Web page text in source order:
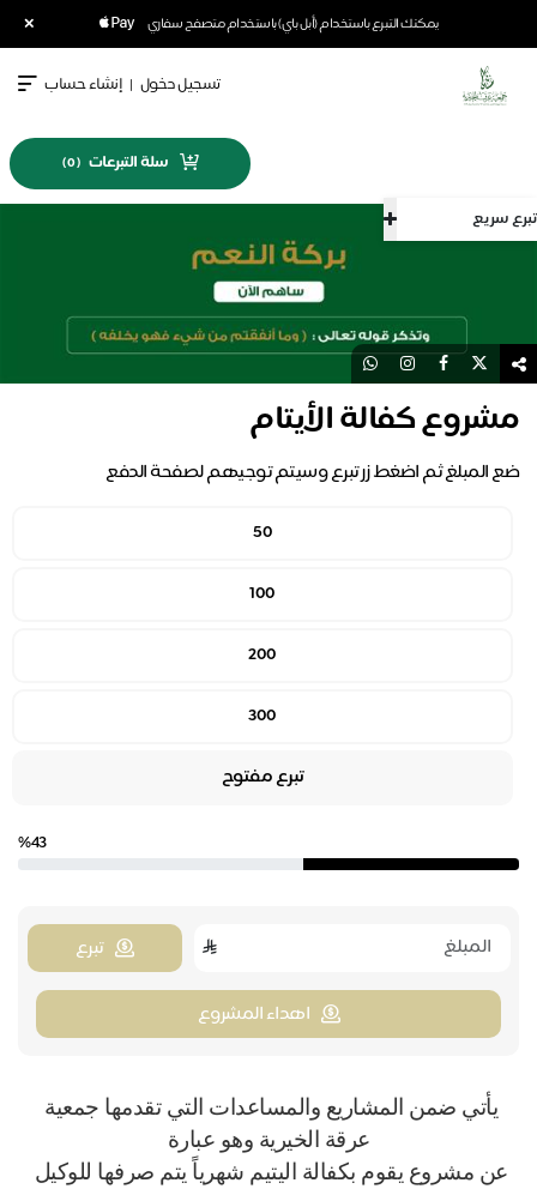
يمكنك التبرع باستخدام (أبل باي) باستخدام متصفح سفاري ×
تبرع سريع
تسجيل دخول | إنشاء حساب
سلة التبرعات (
0
)
مشروع كفالة الأيتام
ضع المبلغ ثم اضغط زر تبرع وسيتم توجيهم لصفحة الدفع
50
100
200
300
تبرع مفتوح
%43
تبرع
اهداء المشروع
عرقة الخيرية وهو عبارة